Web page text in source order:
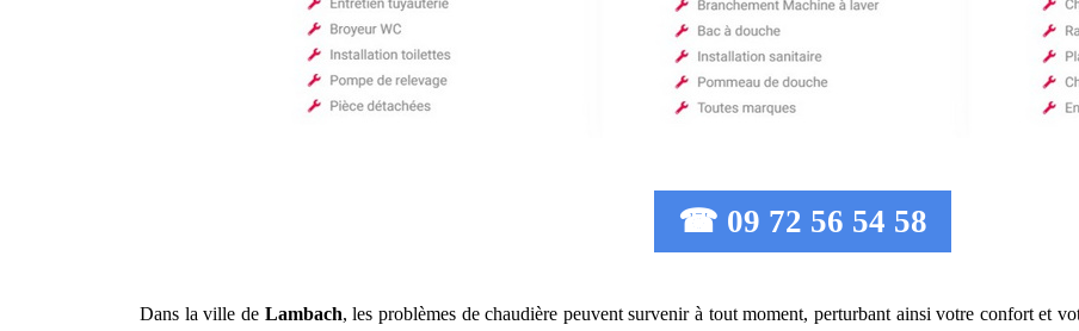
☎ 09 72 56 54 58
Dans la ville de Lambach, les problèmes de chaudière peuvent survenir à tout moment, perturbant ainsi votre confort et